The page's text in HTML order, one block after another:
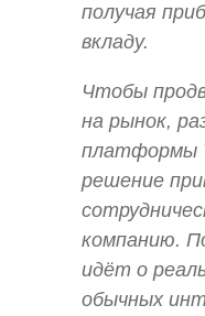
получая
вкладу.
Чтобы
на рынок,
платформы
решение
компанию.
идёт о
обычных